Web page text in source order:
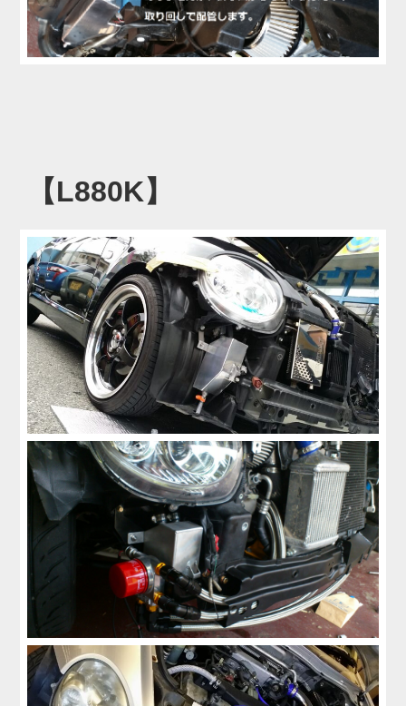
【L880K】